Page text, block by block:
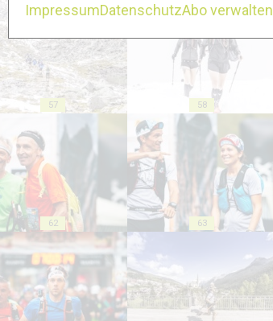
57 58
62 63
ImpressumDatenschutzAbo verwalten